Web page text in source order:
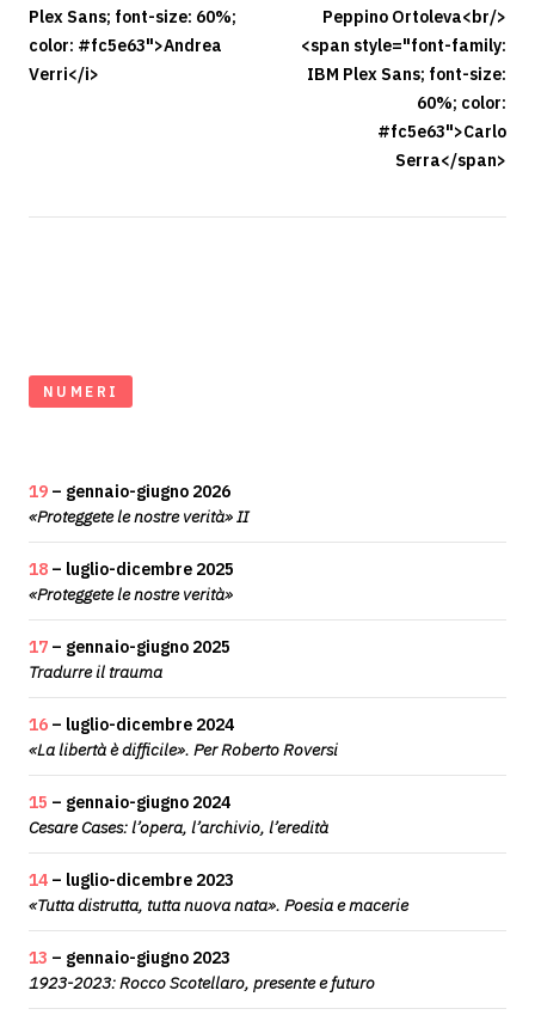
Plex Sans; font-size: 60%;
color: #fc5e63">Andrea
Verri</i>
Peppino Ortoleva<br/>
<span style="font-family:
IBM Plex Sans; font-size:
60%; color:
#fc5e63">Carlo
Serra</span>
NUMERI
19 – gennaio-giugno 2026
«Proteggete le nostre verità» II
18 – luglio-dicembre 2025
«Proteggete le nostre verità»
17 – gennaio-giugno 2025
Tradurre il trauma
16 – luglio-dicembre 2024
«La libertà è difficile». Per Roberto Roversi
15 – gennaio-giugno 2024
Cesare Cases: l’opera, l’archivio, l’eredità
14 – luglio-dicembre 2023
«Tutta distrutta, tutta nuova nata». Poesia e macerie
13 – gennaio-giugno 2023
1923-2023: Rocco Scotellaro, presente e futuro